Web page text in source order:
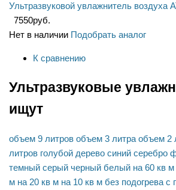
Ультразвуковой увлажнитель
7550руб.
Нет в наличии Подобрать аналог
К сравнению
Ультразвуковые
ищут
объем 9 литров объем 3 литра объем 2
литров голубой дерево синий серебро
темный серый черный белый на 60 кв м
м на 20 кв м на 10 кв м без подогрева с